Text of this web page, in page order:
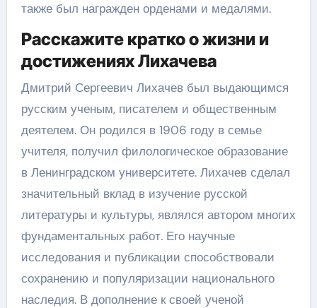
также был награжден орденами и медалями.
Расскажите кратко о жизни и
достижениях Лихачева
Дмитрий Сергеевич Лихачев был выдающимся
русским ученым, писателем и общественным
деятелем. Он родился в 1906 году в семье
учителя, получил филологическое образование
в Ленинградском университете. Лихачев сделал
значительный вклад в изучение русской
литературы и культуры, являлся автором многих
фундаментальных работ. Его научные
исследования и публикации способствовали
сохранению и популяризации национального
наследия. В дополнение к своей ученой